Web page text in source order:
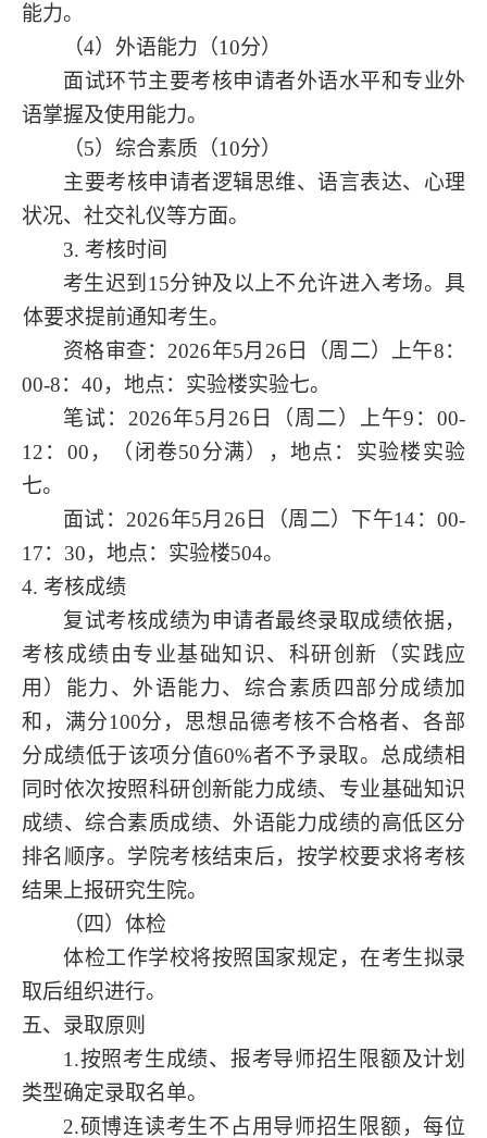
能力。
（4）外语能力（10分）
面试环节主要考核申请者外语水平和专业外
语掌握及使用能力。
（5）综合素质（10分）
主要考核申请者逻辑思维、语言表达、心理
状况、社交礼仪等方面。
3. 考核时间
考生迟到 15分钟及以上不允许进入考场。具
体要求提前通知考生。
资格审查： 2026年5月 26 日（周 二） 上午8：
00-8：40， 地点：实验楼实验七。
笔试： 2026年5月 26 日（周 二）上午9：00-
1 2 ： 00，（闭卷50分满），地点：实验楼实验
七。
面试： 2026年5月 26日 （周 二） 下午14：00-
17：30，地点： 实验楼504。
4. 考核成绩
复试考核成绩为申请者最终录取成绩依据，
考核成绩由专业基础知识、科研创新（实践应
用）能力、外语能力、综合素质四部分成绩加
和，满分100分，思想品德考核不合格者、各部
分成绩低于该项分值60%者不予录取。总成绩相
同时依次按照科研创新能力成绩、专业基础知识
成绩、综合素质成绩、外语能力成绩的高低区分
排名顺序。学院考核结束后，按学校要求将考核
结果上报研究生院。
（四）体检
体检工作学校将按照国家规定，在考生拟录
取后组织进行。
五、录取原则
1 .按照考生成绩、报考导师招生限额及计划
类型确定录取名单。
2.硕博连读考生不占用导师招生限额，每位